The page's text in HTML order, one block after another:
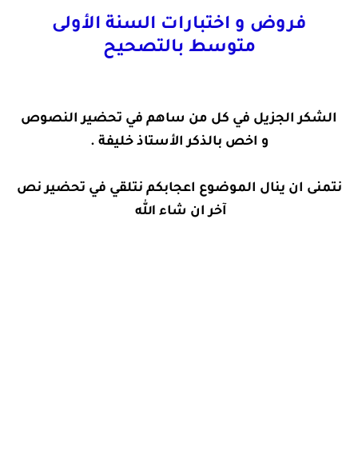
فروض و اختبارات السنة الأولى
متوسط بالتصحيح
الشكر الجزيل في كل من ساهم في تحضير النصوص
و اخص بالذكر الأستاذ خليفة .
نتمنى ان ينال الموضوع اعجابكم نتلقي في تحضير نص
آخر ان شاء الله